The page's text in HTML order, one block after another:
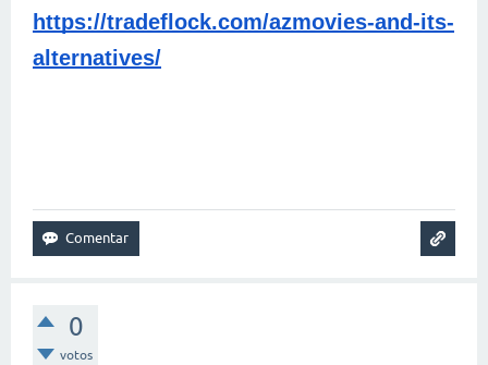
https://tradeflock.com/azmovies-and-its-
alternatives/
0
votos